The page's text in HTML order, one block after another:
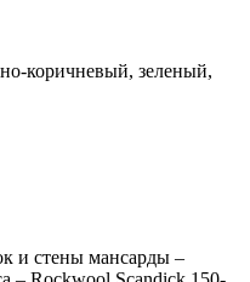
коричневый, зеленый,
и стены мансарды –